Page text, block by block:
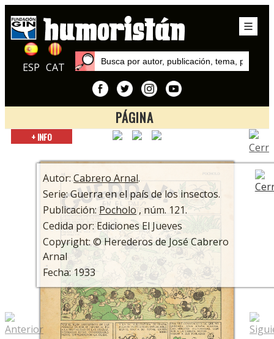
ESP CAT
PÁGINA
Inicio
Cabrero Arnal
+ INFO
Autor:Cabrero Arnal.
Serie: Guerra en el país de los insectos.
Publicación:Pocholo, núm. 121.
Cedida por: Ediciones El Jueves
Copyright: © Herederos de José Cabrero
Arnal
Fecha: 1933